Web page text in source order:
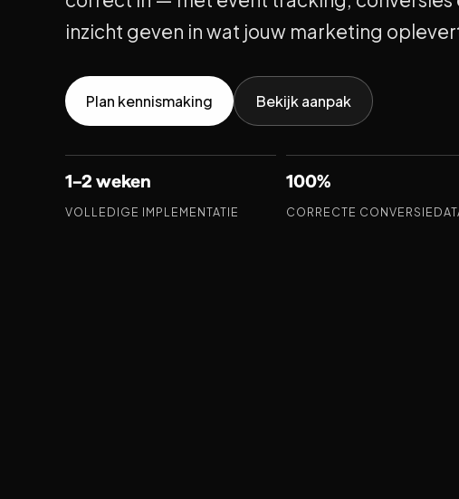
inzicht geven in wat jouw marketing
Plan kennismaking Bekijk aanpak
1–2 weken
VOLLEDIGE IMPLEMENTATIE
100%
CORRECTE